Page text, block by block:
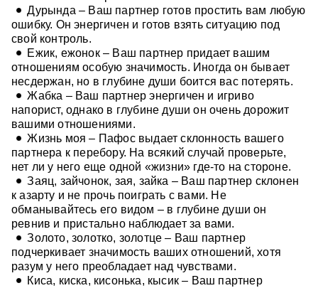
Дурында – Ваш партнер готов простить вам любую
ошибку. Он энергичен и готов взять ситуацию под
свой контроль.
Ежик, ежонок – Ваш партнер придает вашим
отношениям особую значимость. Иногда он бывает
несдержан, но в глубине души боится вас потерять.
Жабка – Ваш партнер энергичен и игриво
напорист, однако в глубине души он очень дорожит
вашими отношениями.
Жизнь моя – Пафос выдает склонность вашего
партнера к перебору. На всякий случай проверьте,
нет ли у него еще одной «жизни» где-то на стороне.
Заяц, зайчонок, зая, зайка – Ваш партнер склонен
к азарту и не прочь поиграть с вами. Не
обманывайтесь его видом – в глубине души он
ревнив и пристально наблюдает за вами.
Золото, золотко, золотце – Ваш партнер
подчеркивает значимость ваших отношений, хотя
разум у него преобладает над чувствами.
Киса, киска, кисонька, кысик – Ваш партнер